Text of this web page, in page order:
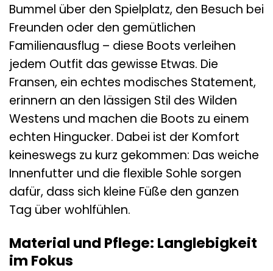
Bummel über den Spielplatz, den Besuch bei
Freunden oder den gemütlichen
Familienausflug – diese Boots verleihen
jedem Outfit das gewisse Etwas. Die
Fransen, ein echtes modisches Statement,
erinnern an den lässigen Stil des Wilden
Westens und machen die Boots zu einem
echten Hingucker. Dabei ist der Komfort
keineswegs zu kurz gekommen: Das weiche
Innenfutter und die flexible Sohle sorgen
dafür, dass sich kleine Füße den ganzen
Tag über wohlfühlen.
Material und Pflege: Langlebigkeit
im Fokus